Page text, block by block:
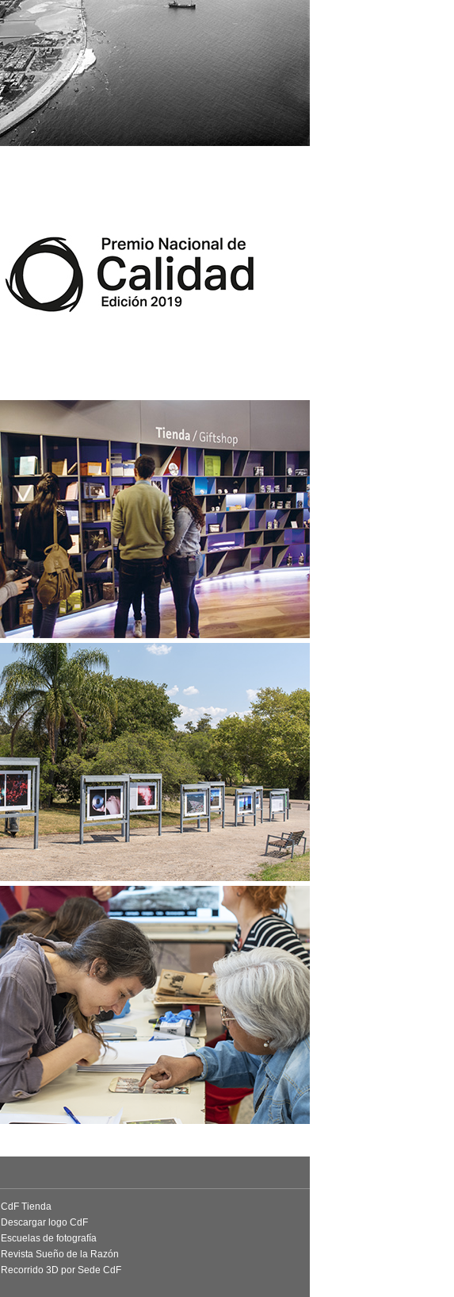
CdF Tienda
Descargar logo CdF
Escuelas de fotografía
Revista Sueño de la Razón
Recorrido 3D por Sede CdF